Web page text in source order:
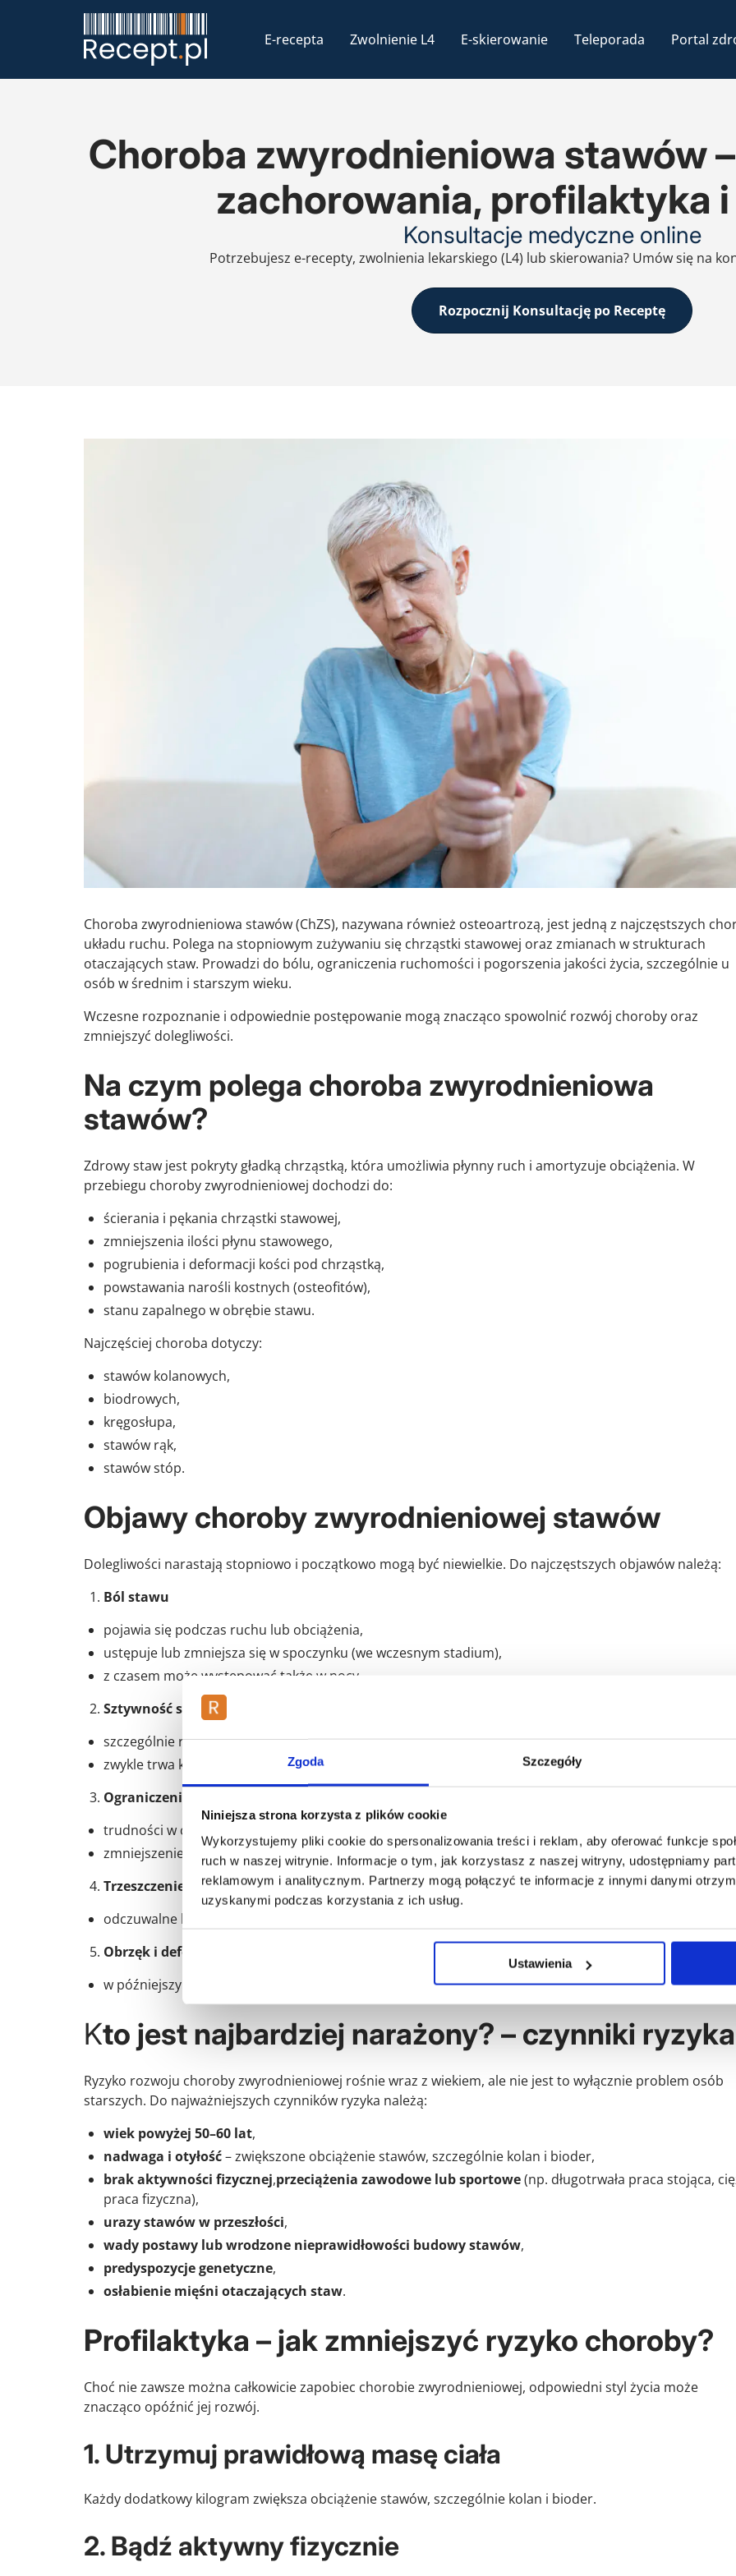
Zgoda Szczegóły
Niniejsza strona korzysta z plików cookie
Wykorzystujemy pliki cookie do spersonalizowania treści i reklam, aby oferować funkcje
ruch w naszej witrynie. Informacje o tym, jak korzystasz z naszej witryny, udostępniamy
reklamowym i analitycznym. Partnerzy mogą połączyć te informacje z innymi danymi
uzyskanymi podczas korzystania z ich usług.
Ustawienia
E-recepta Zwolnienie L4 E-skierowanie Teleporada Portal
Choroba zwyrodnieniowa stawów
zachorowania, profilaktyka
Konsultacje medyczne online
Potrzebujesz e-recepty, zwolnienia lekarskiego (L4) lub skierowania? Umów się na
Rozpocznij Konsultację po Receptę
Choroba zwyrodnieniowa stawów (ChZS), nazywana również osteoartrozą, jest jedną z najczęstszych
układu ruchu. Polega na stopniowym zużywaniu się chrząstki stawowej oraz zmianach w strukturach
otaczających staw. Prowadzi do bólu, ograniczenia ruchomości i pogorszenia jakości życia, szczególnie u
osób w średnim i starszym wieku.
Wczesne rozpoznanie i odpowiednie postępowanie mogą znacząco spowolnić rozwój choroby oraz
zmniejszyć dolegliwości.
Na czym polega choroba zwyrodnieniowa
stawów?
Zdrowy staw jest pokryty gładką chrząstką, która umożliwia płynny ruch i amortyzuje obciążenia. W
przebiegu choroby zwyrodnieniowej dochodzi do:
ścierania i pękania chrząstki stawowej,
zmniejszenia ilości płynu stawowego,
pogrubienia i deformacji kości pod chrząstką,
powstawania narośli kostnych (osteofitów),
stanu zapalnego w obrębie stawu.
Najczęściej choroba dotyczy:
stawów kolanowych,
biodrowych,
kręgosłupa,
stawów rąk,
stawów stóp.
Objawy choroby zwyrodnieniowej stawów
Dolegliwości narastają stopniowo i początkowo mogą być niewielkie. Do najczęstszych objawów należą:
Ból stawu
pojawia się podczas ruchu lub obciążenia,
ustępuje lub zmniejsza się w spoczynku (we wczesnym stadium),
z czasem może występować także w nocy.
Sztywność stawu
szczególnie rano lub po dłuższym bezruchu,
zwykle trwa krócej niż 30 minut.
Ograniczenie ruchomości
trudności w chodzeniu, wstawaniu, schylaniu się,
zmniejszenie zakresu ruchu w stawie.
Trzeszczenie lub przeskakiwanie w stawie
odczuwalne lub słyszalne podczas ruchu.
Obrzęk i deformacja
w późniejszym stadium staw może być powiększony i zniekształcony.
Kto jest najbardziej narażony? – czynniki ryzyka
Ryzyko rozwoju choroby zwyrodnieniowej rośnie wraz z wiekiem, ale nie jest to wyłącznie problem osób
starszych. Do najważniejszych czynników ryzyka należą:
wiek powyżej 50–60 lat,
nadwaga i otyłość– zwiększone obciążenie stawów, szczególnie kolan i bioder,
brak aktywności fizycznej,przeciążenia zawodowe lub sportowe(np. długotrwała praca stojąca,
praca fizyczna),
urazy stawów w przeszłości,
wady postawy lub wrodzone nieprawidłowości budowy stawów,
predyspozycje genetyczne,
osłabienie mięśni otaczających staw.
Profilaktyka – jak zmniejszyć ryzyko choroby?
Choć nie zawsze można całkowicie zapobiec chorobie zwyrodnieniowej, odpowiedni styl życia może
znacząco opóźnić jej rozwój.
1. Utrzymuj prawidłową masę ciała
Każdy dodatkowy kilogram zwiększa obciążenie stawów, szczególnie kolan i bioder.
2. Bądź aktywny fizycznie